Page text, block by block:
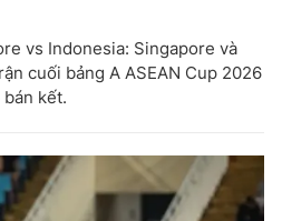
vs Indonesia: Singapore và
cuối bảng A ASEAN Cup 2026
kết.